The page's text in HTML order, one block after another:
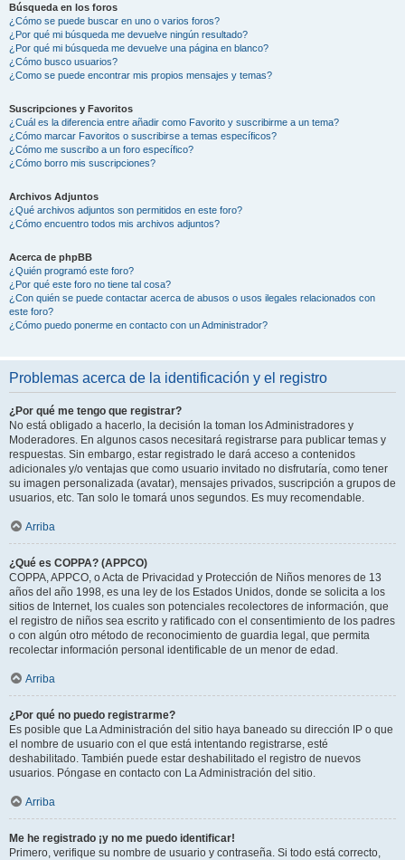
Búsqueda en los foros
¿Cómo se puede buscar en uno o varios foros?
¿Por qué mi búsqueda me devuelve ningún resultado?
¿Por qué mi búsqueda me devuelve una página en blanco?
¿Cómo busco usuarios?
¿Como se puede encontrar mis propios mensajes y temas?
Suscripciones y Favoritos
¿Cuál es la diferencia entre añadir como Favorito y suscribirme a un tema?
¿Cómo marcar Favoritos o suscribirse a temas específicos?
¿Cómo me suscribo a un foro específico?
¿Cómo borro mis suscripciones?
Archivos Adjuntos
¿Qué archivos adjuntos son permitidos en este foro?
¿Cómo encuentro todos mis archivos adjuntos?
Acerca de phpBB
¿Quién programó este foro?
¿Por qué este foro no tiene tal cosa?
¿Con quién se puede contactar acerca de abusos o usos ilegales relacionados con
este foro?
¿Cómo puedo ponerme en contacto con un Administrador?
Problemas acerca de la identificación y el registro
¿Por qué me tengo que registrar?
No está obligado a hacerlo, la decisión la toman los Administradores y
Moderadores. En algunos casos necesitará registrarse para publicar temas y
respuestas. Sin embargo, estar registrado le dará acceso a contenidos
adicionales y/o ventajas que como usuario invitado no disfrutaría, como tener
su imagen personalizada (avatar), mensajes privados, suscripción a grupos de
usuarios, etc. Tan solo le tomará unos segundos. Es muy recomendable.
Arriba
¿Qué es COPPA? (APPCO)
COPPA, APPCO, o Acta de Privacidad y Protección de Niños menores de 13
años del año 1998, es una ley de los Estados Unidos, donde se solicita a los
sitios de Internet, los cuales son potenciales recolectores de información, que
el registro de niños sea escrito y ratificado con el consentimiento de los padres
o con algún otro método de reconocimiento de guardia legal, que permita
recolectar información personal identificable de un menor de edad.
Arriba
¿Por qué no puedo registrarme?
Es posible que La Administración del sitio haya baneado su dirección IP o que
el nombre de usuario con el que está intentando registrarse, esté
deshabilitado. También puede estar deshabilitado el registro de nuevos
usuarios. Póngase en contacto con La Administración del sitio.
Arriba
Me he registrado ¡y no me puedo identificar!
Primero, verifique su nombre de usuario y contraseña. Si todo está correcto,